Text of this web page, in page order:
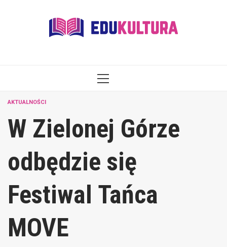
PRIMARY
AKTUALNOŚCI
W Zielonej Górze
odbędzie się
Festiwal Tańca
MOVE